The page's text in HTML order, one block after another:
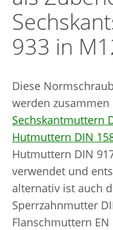
933 in
Diese
werden
Sechskantmuttern
Hutmuttern DIN
Hutmuttern DIN
verwendet und
alternativ ist auch
Sperrzahnmutter
Flanschmuttern